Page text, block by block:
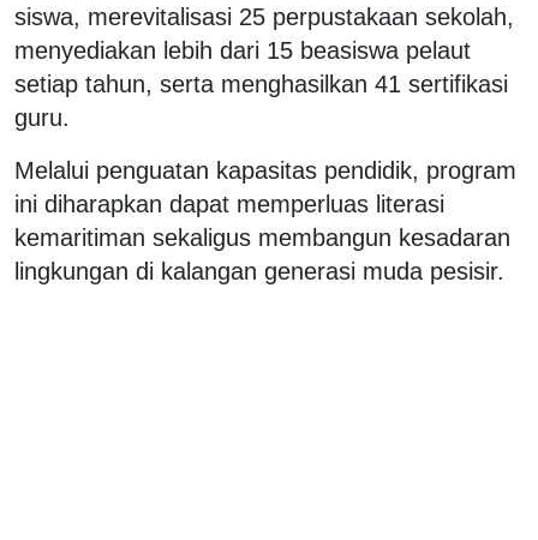
siswa, merevitalisasi 25 perpustakaan sekolah,
menyediakan lebih dari 15 beasiswa pelaut
setiap tahun, serta menghasilkan 41 sertifikasi
guru.
Melalui penguatan kapasitas pendidik, program
ini diharapkan dapat memperluas literasi
kemaritiman sekaligus membangun kesadaran
lingkungan di kalangan generasi muda pesisir.